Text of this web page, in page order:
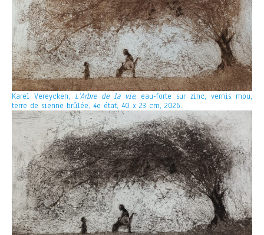
Karel Vereycken, L’Arbre de la vie, eau-forte sur zinc, vernis mou,
terre de sienne brûlée, 4e état, 40 x 23 cm, 2026.